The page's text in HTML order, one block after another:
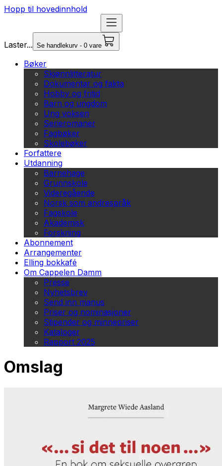
Hopp til hovedinnhold
Laster... Se handlekurv - 0 vare
Bøker
Skjønnlitteratur
Dokumentar og fakta
Hobby og fritid
Barn og ungdom
Ung voksen
Serieromaner
Fagbøker
Skolebøker
Forfattere
Utdanning
Barnehage
Grunnskole
Videregående
Norsk som andrespråk
Fagskole
Akademisk
Forskning
Abonnement
Arrangementer
Elling bokkafé
Om Cappelen Damm
Presse
Nyhetsbrev
Send inn manus
Priser og nominasjoner
Stipender og minnepriser
Kataloger
Rapport 2025
Omslag